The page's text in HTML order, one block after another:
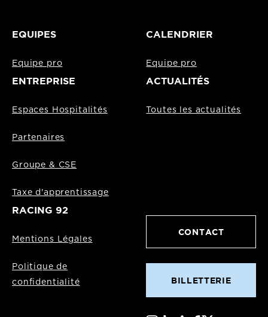
EQUIPES
Equipe pro
CALENDRIER
Equipe pro
ENTREPRISE
Espaces Hospitalités
Partenaires
Groupe & CSE
Taxe d'apprentissage
ACTUALITÉS
Toutes les actualités
RACING 92
Mentions Légales
Politique de
confidentialité
CONTACT
BILLETTERIE